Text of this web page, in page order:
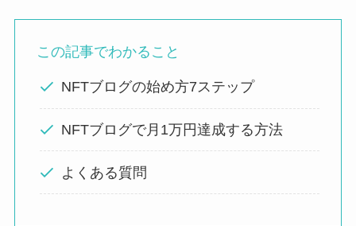
この記事でわかること
NFTブログの始め方7ステップ
NFTブログで月1万円達成する方法
よくある質問